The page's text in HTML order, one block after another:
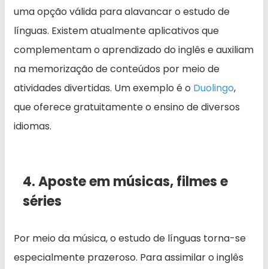
uma opção válida para alavancar o estudo de
línguas. Existem atualmente aplicativos que
complementam o aprendizado do inglês e auxiliam
na memorização de conteúdos por meio de
atividades divertidas. Um exemplo é o Duolingo,
que oferece gratuitamente o ensino de diversos
idiomas.
4. Aposte em músicas, filmes e
séries
Por meio da música, o estudo de línguas torna-se
especialmente prazeroso. Para assimilar o inglês